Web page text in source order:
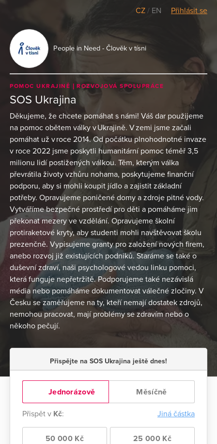
CZ / EN Přihlásit se
People in Need - Člověk v tísni
POMOC UKRAJINĚ ROZVOJOVÁ SPOLUPRÁCE
SOS Ukrajina
Děkujeme, že chcete pomáhat s námi! Váš dar použijeme
na pomoc obětem války v Ukrajině. V zemi jsme začali
pomáhat už v roce 2014. Od počátku plnohodnotné invaze
v roce 2022 jsme poskytli humanitární pomoc téměř 3,5
milionu lidí postižených válkou. Těm, kterým válka
převrátila životy vzhůru nohama, poskytujeme finanční
podporu, aby si mohli koupit jídlo a zajistit základní
potřeby. Opravujeme poničené domy a zdroje pitné vody.
Vytváříme bezpečné prostředí pro děti a pomáháme jim
překonat mezery ve vzdělání. Opravujeme školní
protiraketové kryty, aby studenti mohli navštěvovat školu
prezenčně. Vypisujeme granty pro založení nových firem,
anebo rozvoj již existujících podniků. Staráme se také o
duševní zdraví, naši psychologové vedou linku pomoci,
která funguje nepřetržitě. Podporujeme také nezávislá
média nebo ‎pomáháme dokumentovat válečné zločiny. V
Česku se zaměřujeme na ty, kteří nemají dostatek zdrojů,
‎nemohou pracovat, mají problémy se zdravím nebo o
někoho pečují.
Přispějte na SOS Ukrajina ještě dnes!
Jednorázově Měsíčně
Přispět v Kč: Jiná částka
50 000 Kč 25 000 Kč